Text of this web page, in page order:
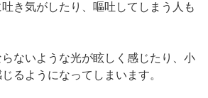
き気がしたり、嘔吐してしまう人も
ないような光が眩しく感じたり、小
るようになってしまいます。